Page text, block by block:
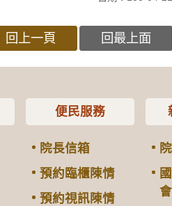
回上一頁 回最上面
便民服務
院長信箱
預約臨櫃陳情
預約視訊陳情